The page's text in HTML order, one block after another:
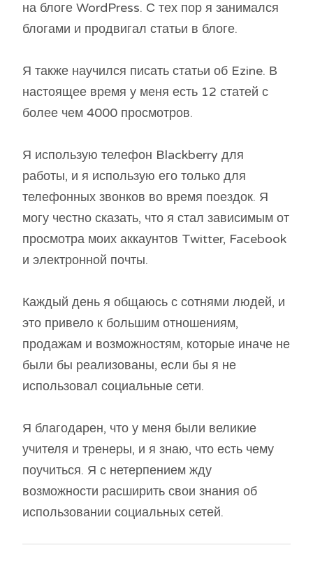
на блоге WordPress. С тех пор я занимался
блогами и продвигал статьи в блоге.
Я также научился писать статьи об Ezine. В
настоящее время у меня есть 12 статей с
более чем 4000 просмотров.
Я использую телефон Blackberry для
работы, и я использую его только для
телефонных звонков во время поездок. Я
могу честно сказать, что я стал зависимым от
просмотра моих аккаунтов Twitter, Facebook
и электронной почты.
Каждый день я общаюсь с сотнями людей, и
это привело к большим отношениям,
продажам и возможностям, которые иначе не
были бы реализованы, если бы я не
использовал социальные сети.
Я благодарен, что у меня были великие
учителя и тренеры, и я знаю, что есть чему
поучиться. Я с нетерпением жду
возможности расширить свои знания об
использовании социальных сетей.